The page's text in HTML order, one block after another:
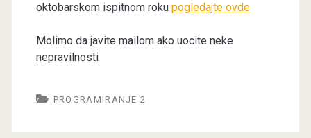
oktobarskom ispitnom roku pogledajte ovde
Molimo da javite mailom ako uocite neke
nepravilnosti
PROGRAMIRANJE 2